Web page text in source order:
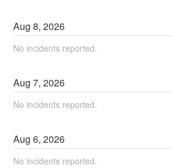
Aug8,2026
No incidents reported.
Aug7,2026
No incidents reported.
Aug6,2026
No incidents reported.